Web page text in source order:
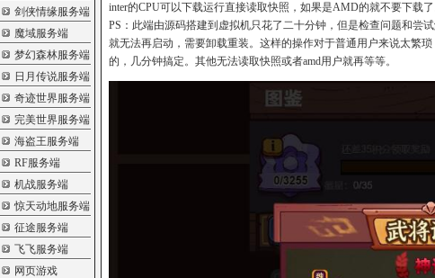
剑侠情缘服务端
魔域服务端
梦幻森林服务端
日月传说服务端
奇迹世界服务端
完美世界服务端
海盗王服务端
RF服务端
机战服务端
惊天动地服务端
征途服务端
飞飞服务端
网页游戏
inter的CPU可以下载运行直接读取快照，如果是AMD的就不要下载了
PS：此端由源码搭建到虚拟机只花了二十分钟，但是检查问题和尝
就无法再启动，需要卸载重装。这样的操作对于普通用户来说太繁
的，几分钟搞定。其他无法读取快照或者amd用户就再等等。